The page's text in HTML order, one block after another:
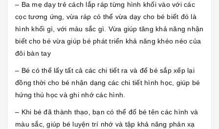
– Ba mẹ dạy trẻ cách lắp ráp từng hình khối vào với các
cọc tương ứng, vừa ráp có thể vừa dạy cho bé biết đó là
hình khối gì, với màu sắc gì. Vừa giúp tăng khả năng nhận
biết cho bé vừa giúp bé phát triển khả năng khéo néo của
đôi bàn tay
– Bé có thể lấy tất cả các chi tiết ra và để bé sắp xếp lại
đồng thời cho bé nhận dạng các chi tiết hình học, giúp bé
hứng thú học và ghi nhớ các hình.
– Khi bé đã thành thạo, bạn có thể đố bé tên các hình và
màu sắc, giúp bé luyện trí nhớ và tập khả năng phản xạ